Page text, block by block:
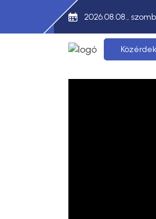
2026.08.08.,